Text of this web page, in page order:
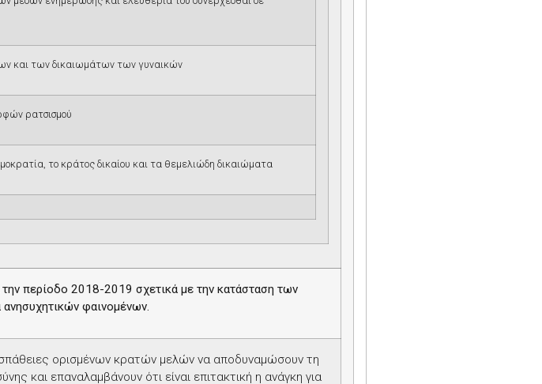
και των δικαιωμάτων των γυναικών
ρατσισμού
το κράτος δικαίου και τα θεμελιώδη δικαιώματα
περίοδο 2018-2019 σχετικά με την κατάσταση των
φαινομένων.
ορισμένων κρατών μελών να αποδυναμώσουν τη
και επαναλαμβάνουν ότι είναι επιτακτική η ανάγκη για